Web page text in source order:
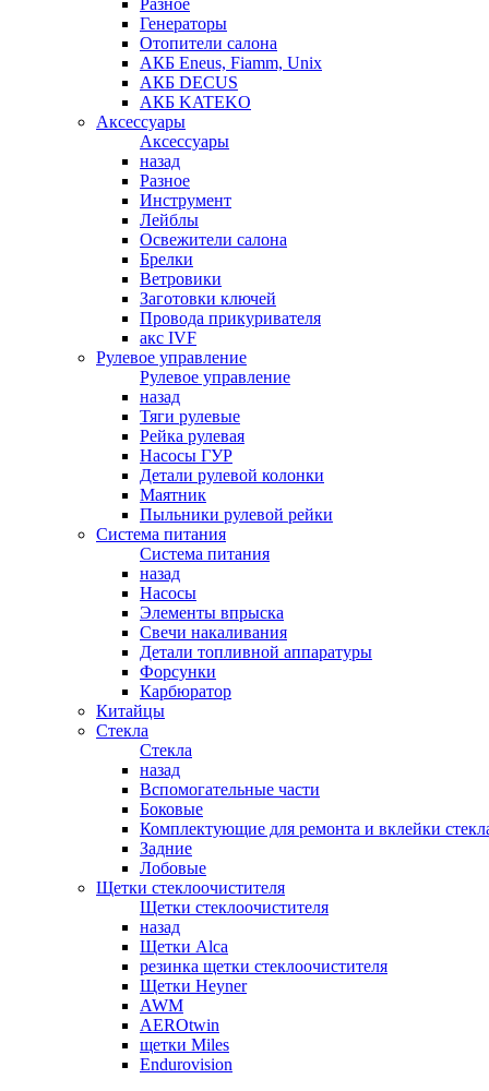
Разное
Генераторы
Отопители салона
АКБ Eneus, Fiamm, Unix
АКБ DECUS
АКБ KATEKO
Аксессуары
Аксессуары
назад
Разное
Инструмент
Лейблы
Освежители салона
Брелки
Ветровики
Заготовки ключей
Провода прикуривателя
акс IVF
Рулевое управление
Рулевое управление
назад
Тяги рулевые
Рейка рулевая
Насосы ГУР
Детали рулевой колонки
Маятник
Пыльники рулевой рейки
Система питания
Система питания
назад
Насосы
Элементы впрыска
Свечи накаливания
Детали топливной аппаратуры
Форсунки
Карбюратор
Китайцы
Стекла
Стекла
назад
Вспомогательные части
Боковые
Комплектующие для ремонта и вклейки
Задние
Лобовые
Щетки стеклоочистителя
Щетки стеклоочистителя
назад
Щетки Alca
резинка щетки стеклоочистителя
Щетки Heyner
AWM
AEROtwin
щетки Miles
Endurovision